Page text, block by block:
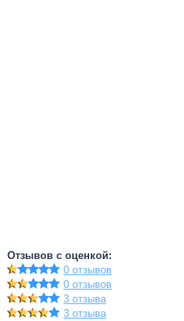
Отзывов с оценкой:
0 отзывов
0 отзывов
3 отзыва
3 отзыва